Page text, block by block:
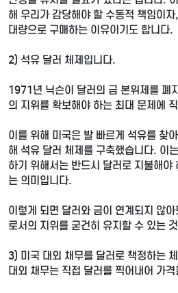
해 우리가 감당해야 할 수동적 책임이
대량으로 구매하는 이유이기도 합니다.
2) 석유 달러 체제입니다.
1971년 닉슨이 달러의 금 본위제를 폐
의 지위를 확보해야 하는 최대 문제에
이를 위해 미국은 발 빠르게 석유를 찾
해 석유 달러 체제를 구축했습니다. 이
하기 위해서는 반드시 달러로 지불해야
는 의미입니다.
이렇게 되면 달러와 금이 연계되지 않
로서의 지위를 굳건히 유지할 수 있는
3) 미국 대외 채무를 달러로 책정하는
대외 채무는 직접 달러를 찍어내어 가